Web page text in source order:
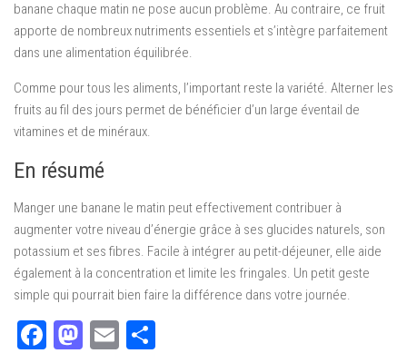
banane chaque matin ne pose aucun problème. Au contraire, ce fruit
apporte de nombreux nutriments essentiels et s’intègre parfaitement
dans une alimentation équilibrée.
Comme pour tous les aliments, l’important reste la variété. Alterner les
fruits au fil des jours permet de bénéficier d’un large éventail de
vitamines et de minéraux.
En résumé
Manger une banane le matin peut effectivement contribuer à
augmenter votre niveau d’énergie grâce à ses glucides naturels, son
potassium et ses fibres. Facile à intégrer au petit-déjeuner, elle aide
également à la concentration et limite les fringales. Un petit geste
simple qui pourrait bien faire la différence dans votre journée.
Facebook
Mastodon
Email